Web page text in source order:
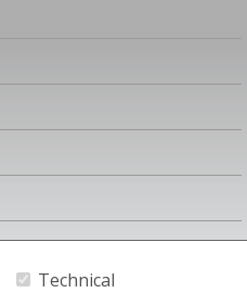
Technical